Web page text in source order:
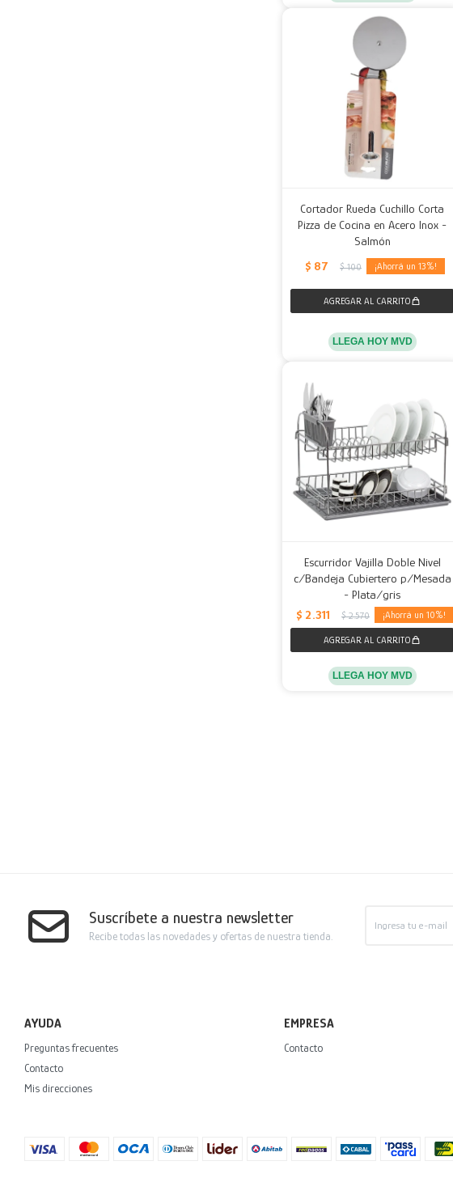
Cortador Rueda Cuchillo Corta
Pizza de Cocina en Acero Inox -
Salmón
$ 87 $ 100 13
LLEGA HOY MVD
Escurridor Vajilla Doble Nivel
c/Bandeja Cubiertero p/Mesada
- Plata/gris
$ 2.311 $ 2.570 10
LLEGA HOY MVD
Suscríbete a nuestra newsletter
Recibe todas las novedades y ofertas de nuestra tienda.
AYUDA
Preguntas frecuentes
Contacto
Mis direcciones
EMPRESA
Contacto